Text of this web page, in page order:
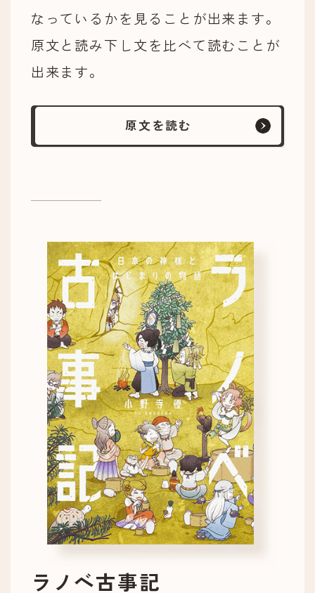
なっているかを見ることが出来ます。
原文と読み下し文を比べて読むことが
出来ます。
原文を読む
ラノベ古事記